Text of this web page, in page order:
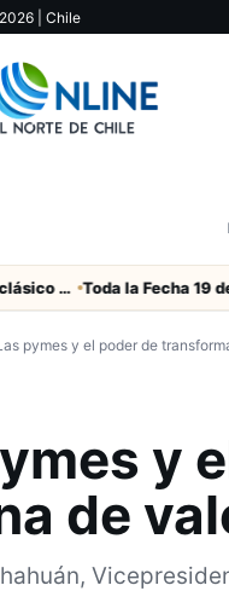
| Chile
Duro castigo por la camorra en el clásico Arica-Iquique
pymes y el poder de
y
de